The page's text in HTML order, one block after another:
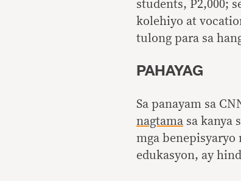
students, P2,000;
kolehiyo at
tulong para sa
PAHAYAG
Sa panayam sa
nagtama sa kanya
mga benepisyaryo
edukasyon, ay